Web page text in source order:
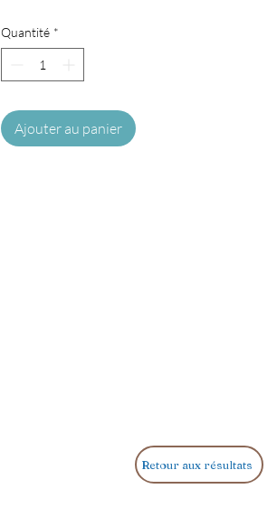
Quantité *
Ajouter au panier
Retour aux résultats